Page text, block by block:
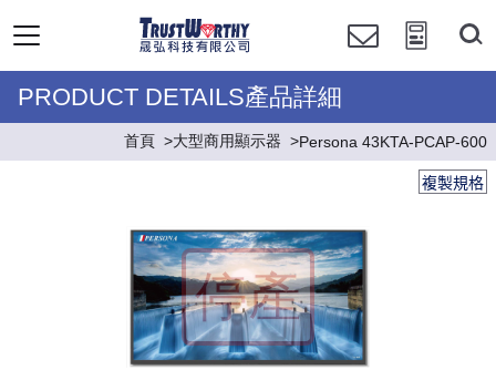
PRODUCT DETAILS產品詳細
首頁 大型商用顯示器 Persona 43KTA-PCAP-600
複製規格